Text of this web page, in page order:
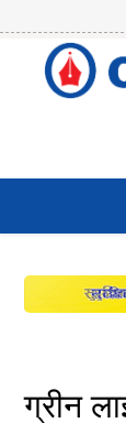
होम
वित्त
इन्स्योरेन्स
पूँजीबजार
ग्रीन